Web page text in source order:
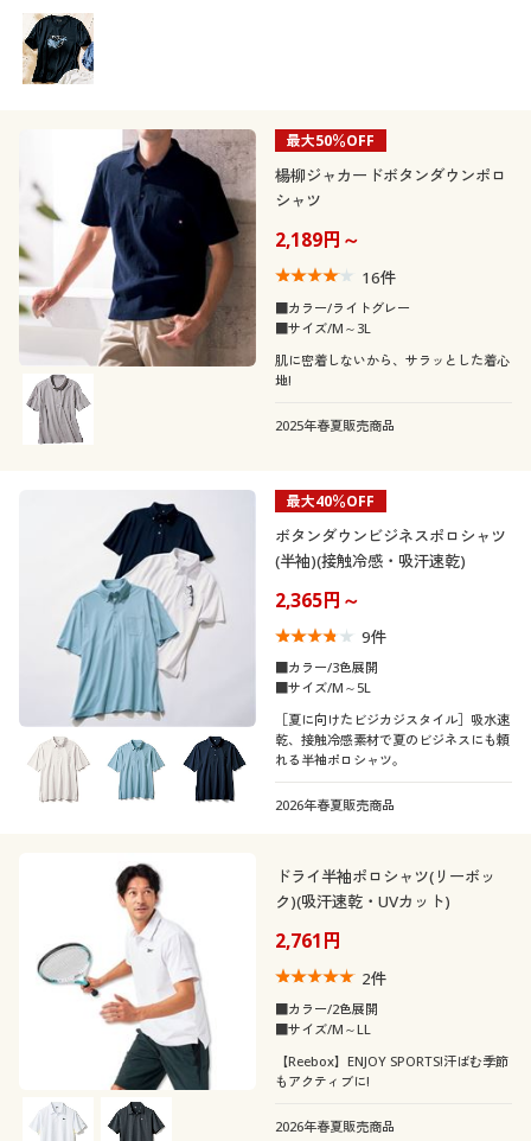
最大50％OFF
楊柳ジャカードボタンダウンポロ
シャツ
2,189円～
16件
■カラー/ライトグレー
■サイズ/M～3L
肌に密着しないから、サラッとした着心
地!
2025年春夏販売商品
最大40％OFF
ボタンダウンビジネスポロシャツ
(半袖)(接触冷感・吸汗速乾)
2,365円～
9件
■カラー/3色展開
■サイズ/M～5L
［夏に向けたビジカジスタイル］吸水速
乾、接触冷感素材で夏のビジネスにも頼
れる半袖ポロシャツ。
2026年春夏販売商品
ドライ半袖ポロシャツ(リーボッ
ク)(吸汗速乾・UVカット)
2,761円
2件
■カラー/2色展開
■サイズ/M～LL
【Reebox】ENJOY SPORTS!汗ばむ季節
もアクティブに!
2026年春夏販売商品